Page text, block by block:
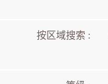
按区域搜索 :